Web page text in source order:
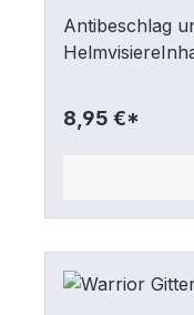
Antibeschlag
8,95 €*